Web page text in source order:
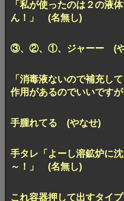
「私が使ったのは２の液
ん！」 (名無し)
③、②、①、ジャーー (
「消毒液ないので補充し
作用があるのでいいです
手腫れてる (やなせ)
手タレ「よーし溶鉱炉に
～！」 (名無し)
これ容器押して出すタイ